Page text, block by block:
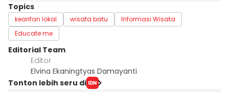
Topics
kearifan lokal wisata batu
Informasi Wisata
Educate me
Editorial Team
Editor
Elvina Ekaningtyas Damayanti
Tonton lebih seru di